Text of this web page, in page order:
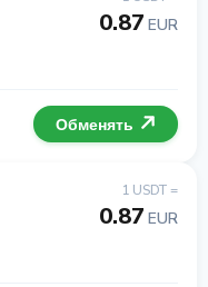
0.87 EUR
Обменять
1 USDT =
0.87 EUR